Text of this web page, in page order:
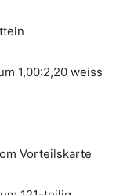
1,00:2,20 weiss
Vorteilskarte